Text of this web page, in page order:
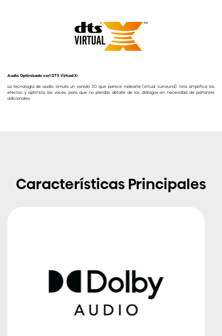
Audio Optimizado con DTS Virtual:X:
La tecnología de audio simula un sonido 3D que parece rodearte (virtual surround). Esto amplifica los
efectos y optimiza las voces, para que no pierdas detalle de los diálogos sin necesidad de parlantes
adicionales.
Características Principales